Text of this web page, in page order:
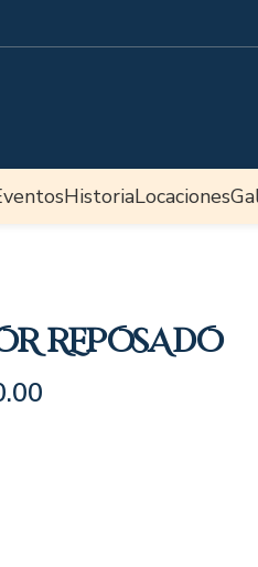
HistoriaLocaciones
REPOSADO